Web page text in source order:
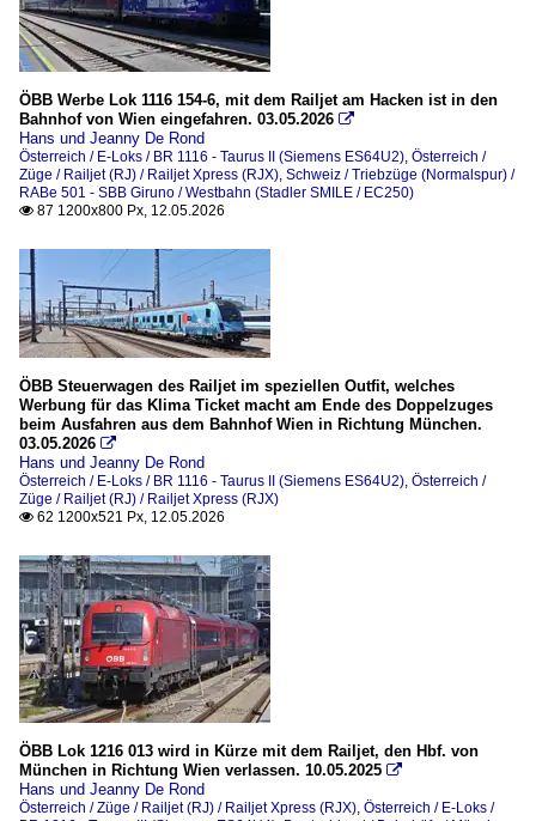
ÖBB Werbe Lok 1116 154-6, mit dem Railjet am Hacken ist in den
Bahnhof von Wien eingefahren. 03.05.2026 
Hans und Jeanny De Rond
Österreich / E-Loks / BR 1116 - Taurus II (Siemens ES64U2), Österreich /
Züge / Railjet (RJ) / Railjet Xpress (RJX), Schweiz / Triebzüge (Normalspur) /
RABe 501 - SBB Giruno / Westbahn (Stadler SMILE / EC250)
 87 1200x800 Px, 12.05.2026
ÖBB Steuerwagen des Railjet im speziellen Outfit, welches
Werbung für das Klima Ticket macht am Ende des Doppelzuges
beim Ausfahren aus dem Bahnhof Wien in Richtung München.
03.05.2026 
Hans und Jeanny De Rond
Österreich / E-Loks / BR 1116 - Taurus II (Siemens ES64U2), Österreich /
Züge / Railjet (RJ) / Railjet Xpress (RJX)
 62 1200x521 Px, 12.05.2026
ÖBB Lok 1216 013 wird in Kürze mit dem Railjet, den Hbf. von
München in Richtung Wien verlassen. 10.05.2025 
Hans und Jeanny De Rond
Österreich / Züge / Railjet (RJ) / Railjet Xpress (RJX), Österreich / E-Loks /